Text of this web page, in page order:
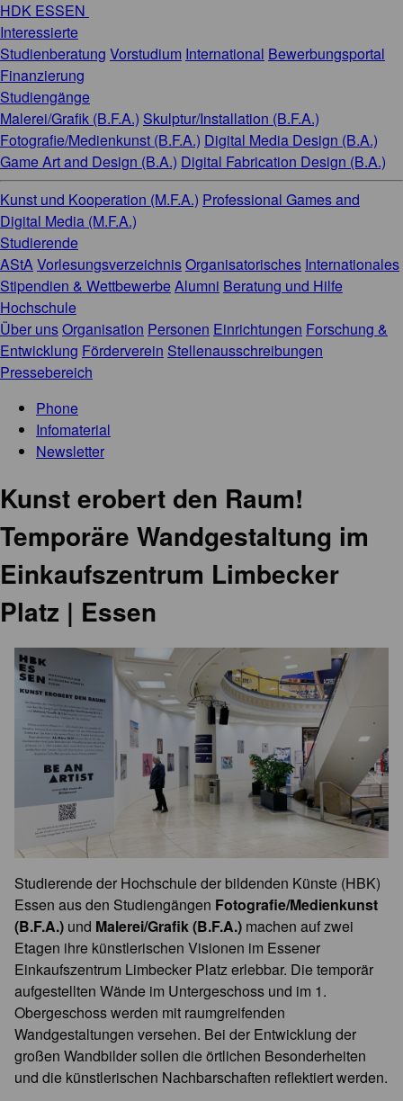
HDK ESSEN
Interessierte
Studienberatung Vorstudium International Bewerbungsportal
Finanzierung
Studiengänge
Malerei/Grafik (B.F.A.) Skulptur/Installation (B.F.A.)
Fotografie/Medienkunst (B.F.A.) Digital Media Design (B.A.)
Game Art and Design (B.A.) Digital Fabrication Design (B.A.)
Kunst und Kooperation (M.F.A.) Professional Games and
Digital Media (M.F.A.)
Studierende
AStAVorlesungsverzeichnisOrganisatorisches Internationales
Stipendien & WettbewerbeAlumni Beratung und Hilfe
Hochschule
Über unsOrganisation Personen Einrichtungen Forschung &
Entwicklung Förderverein Stellenausschreibungen
Pressebereich
Phone
Infomaterial
Newsletter
Kunst erobert den Raum!
Temporäre Wandgestaltung im
Einkaufszentrum Limbecker
Platz | Essen
Studierende der Hochschule der bildenden Künste (HBK)
Essen aus den Studiengängen Fotografie/Medienkunst
(B.F.A.) und Malerei/Grafik (B.F.A.) machen auf zwei
Etagen ihre künstlerischen Visionen im Essener
Einkaufszentrum Limbecker Platz erlebbar. Die temporär
aufgestellten Wände im Untergeschoss und im 1.
Obergeschoss werden mit raumgreifenden
Wandgestaltungen versehen. Bei der Entwicklung der
großen Wandbilder sollen die örtlichen Besonderheiten
und die künstlerischen Nachbarschaften reflektiert werden.